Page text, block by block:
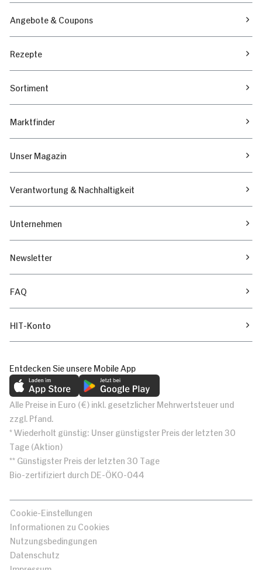
Angebote & Coupons
Rezepte
Sortiment
Marktfinder
Unser Magazin
Verantwortung & Nachhaltigkeit
Unternehmen
Newsletter
FAQ
HIT-Konto
Entdecken Sie unsere Mobile App
Alle Preise in Euro (€) inkl. gesetzlicher Mehrwertsteuer und
zzgl. Pfand.
* Wiederholt günstig: Unser günstigster Preis der letzten 30
Tage (Aktion)
** Günstigster Preis der letzten 30 Tage
Bio-zertifiziert durch DE-ÖKO-044
Cookie-Einstellungen
Informationen zu Cookies
Nutzungsbedingungen
Datenschutz